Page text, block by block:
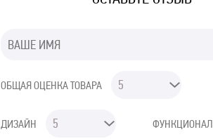
ОБЩАЯ ОЦЕНКА ТОВАРА
ДИЗАЙН ФУНКЦИОНАЛ